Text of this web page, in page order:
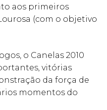
aos primeiros
(com o objetivo
o Canelas 2010
vitórias
da força de
momentos do